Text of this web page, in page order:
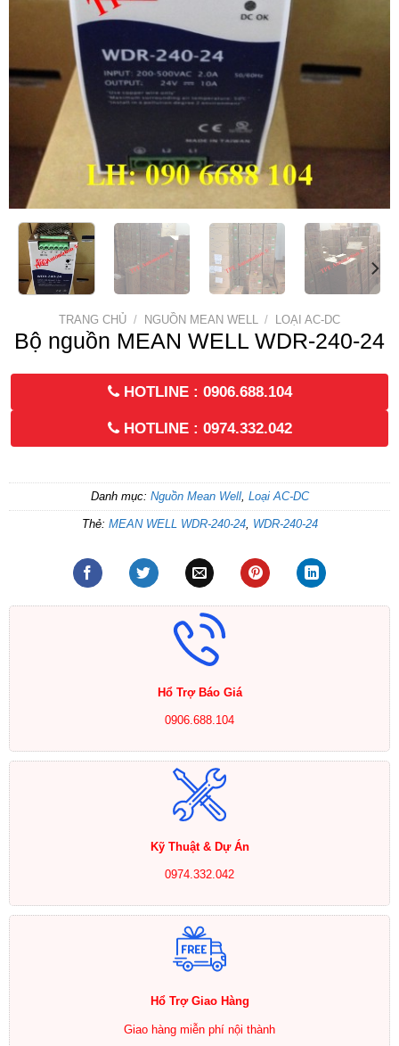
TRANG CHỦ / NGUỒN MEAN WELL / LOẠI AC-DC
Bộ nguồn MEAN WELL WDR-240-24
HOTLINE : 0906.688.104
HOTLINE : 0974.332.042
Danh mục: Nguồn Mean Well, Loại AC-DC
Thẻ: MEAN WELL WDR-240-24, WDR-240-24
Hổ Trợ Báo Giá
0906.688.104
Kỹ Thuật & Dự Án
0974.332.042
Hổ Trợ Giao Hàng
Giao hàng miễn phí nội thành